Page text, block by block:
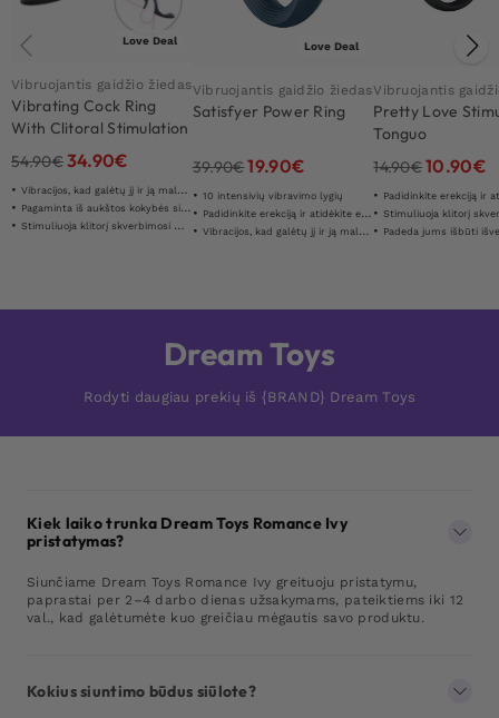
Love Deal
Vibruojantis gaidžio žiedas
Vibrating Cock Ring
With Clitoral Stimulation
54.90€34.90€
Vibracijos, kad galėtų jį ir ją maloniai
Pagaminta iš aukštos kokybės silikono
Stimuliuoja klitorį skverbimosi metu
Love Deal
Vibruojantis gaidžio žiedas
Satisfyer Power Ring
39.90€19.90€
10 intensivių vibravimo lygių
Padidinkite erekciją ir atidėkite ejakuliaciją
Vibracijos, kad galėtų jį ir ją maloniai
Vibruojantis
Pretty Love
Tonguo
14.90€10.90€
Padidinkite erekciją ir
Stimuliuoja klitorį
Padeda jums išbūti
Dream Toys
Rodyti daugiau prekių iš {BRAND} Dream Toys
Kiek laiko trunka Dream Toys Romance Ivy
pristatymas?
Siunčiame Dream Toys Romance Ivy greituoju pristatymu,
paprastai per 2–4 darbo dienas užsakymams, pateiktiems iki 12
val., kad galėtumėte kuo greičiau mėgautis savo produktu.
Kokius siuntimo būdus siūlote?